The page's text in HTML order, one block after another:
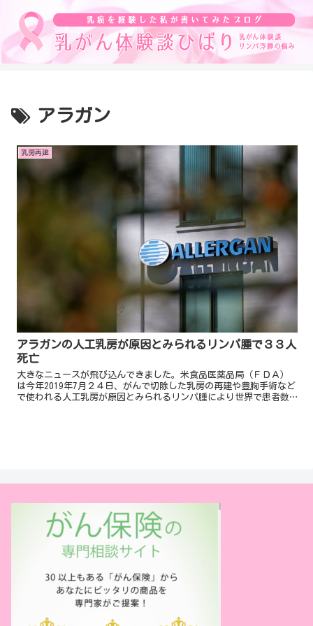
アラガン
乳房再建
アラガンの人工乳房が原因とみられるリンパ腫で３３人
死亡
大きなニュースが飛び込んできました。米食品医薬品局（ＦＤＡ）
は今年2019年7月２４日、がんで切除した乳房の再建や豊胸手術など
で使われる人工乳房が原因とみられるリンパ腫により世界で患者数